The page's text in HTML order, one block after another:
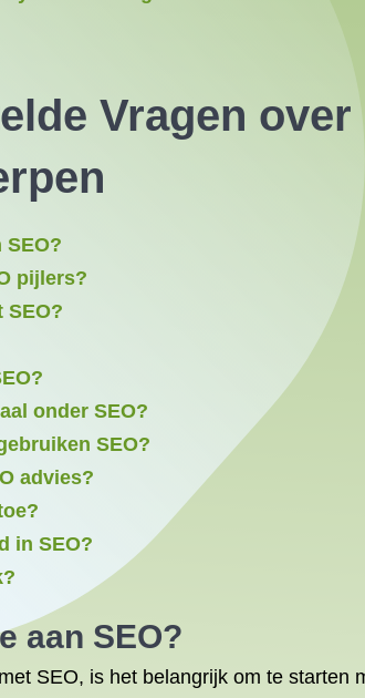
Vragen
SEO?
pijlers?
SEO?
onder SEO?
SEO?
advies?
in SEO?
aan SEO?
SEO, is het belangrijk om te